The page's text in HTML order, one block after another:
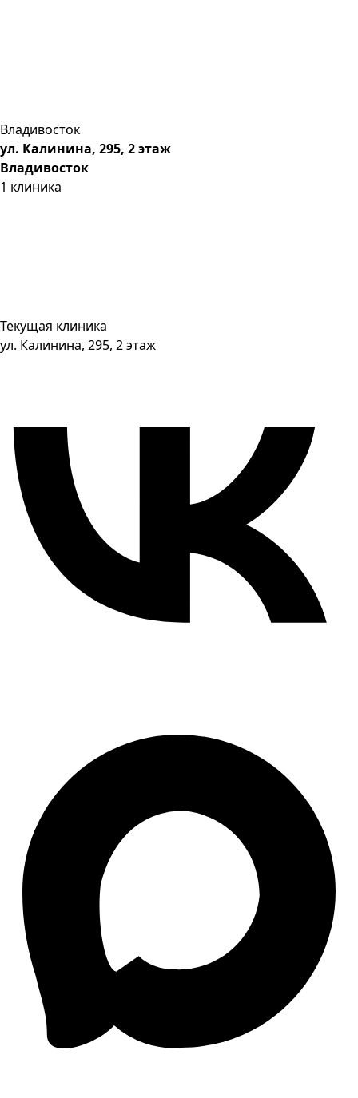
Владивосток
ул. Калинина, 295, 2 этаж
Владивосток
1 клиника
Текущая клиника
ул. Калинина, 295, 2 этаж